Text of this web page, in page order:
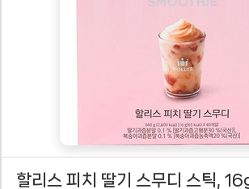
할리스 피치 딸기 스무디 스틱,